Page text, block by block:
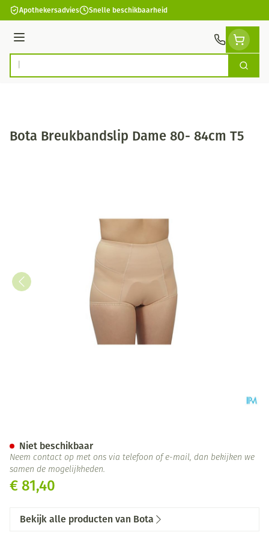
Ga naar de inhoud
Apothekersadvies Snelle beschikbaarheid
Menu
Product, merk, categorie... Zoek
Bota Breukbandslip Dame 80- 84cm T5
€ 81,40
Niet beschikbaar
Neem contact op met ons via telefoon of e-mail, dan bekijken we
samen de mogelijkheden.
Bekijk alle producten van Bota